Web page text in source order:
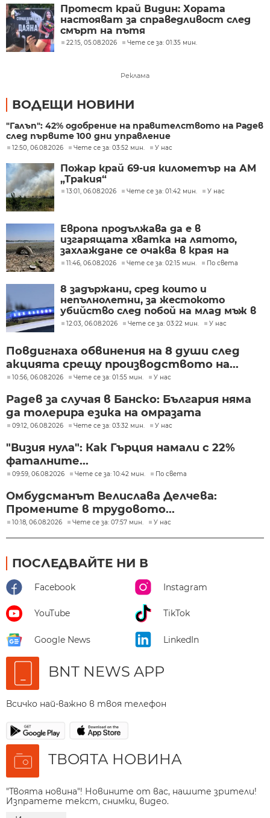
Протест край Видин: Хората
настояват за справедливост след
смърт на пътя
22:15, 05.08.2026 Чете се за: 01:35 мин.
Реклама
ВОДЕЩИ НОВИНИ
"Галъп": 42% одобрение на правителството на Радев
след първите 100 дни управление
12:50, 06.08.2026 Чете се за: 03:52 мин. У нас
Пожар край 69-ия километър на АМ
„Тракия“
13:01, 06.08.2026 Чете се за: 01:42 мин. У нас
Европа продължава да е в
изгарящата хватка на лятото,
захлаждане се очаква в края на
седмицата
11:46, 06.08.2026 Чете се за: 02:15 мин. По света
8 задържани, сред които и
непълнолетни, за жестокото
убийство след побой на млад мъж в
Пловдив
12:03, 06.08.2026 Чете се за: 03:22 мин. У нас
Повдигнаха обвинения на 8 души след
акцията срещу производството на...
10:56, 06.08.2026 Чете се за: 01:55 мин. У нас
Радев за случая в Банско: България няма
да толерира езика на омразата
09:12, 06.08.2026 Чете се за: 03:32 мин. У нас
"Визия нула": Как Гърция намали с 22%
фаталните...
09:59, 06.08.2026 Чете се за: 10:42 мин. По света
Омбудсманът Велислава Делчева:
Промените в трудовото...
10:18, 06.08.2026 Чете се за: 07:57 мин. У нас
ПОСЛЕДВАЙТЕ НИ В
Facebook Instagram
YouTube TikTok
Google News LinkedIn
BNT NEWS APP
Всичко най-важно в твоя телефон
ТВОЯТА НОВИНА
"Твоята новина"! Новините от вас, нашите зрители!
Изпратете текст, снимки, видео.